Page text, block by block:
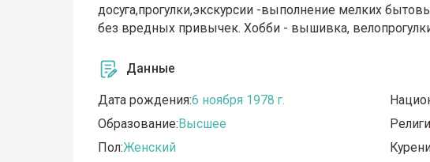
досуга,прогулки,экскурсии -выполнение мелких
без вредных привычек. Хобби - вышивка,
Данные
Дата рождения:6 ноября 1978 г.
Образование:Высшее
Пол:Женский